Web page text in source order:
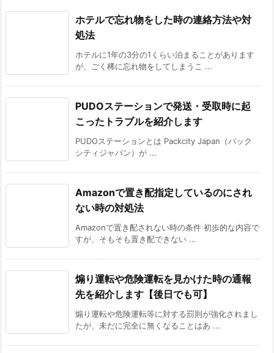
ホテルで忘れ物をした時の連絡方法や対
処法
ホテルに1年の3分の1くらい泊まることがあります
が、ごく稀に忘れ物をしてしまうこ ...
PUDOステーションで発送・受取時に起
こったトラブルを紹介します
PUDOステーションとは Packcity Japan（パック
シティジャパン）が ...
Amazonで置き配指定しているのにされ
ない時の対処法
Amazonで置き配されない時の条件 初歩的な内容で
すが、そもそも置き配できない ...
煽り運転や危険運転を見かけた時の通報
先を紹介します【後日でも可】
煽り運転や危険運転等に対する罰則が強化されまし
たが、未だに完全に無くなることはあ ...